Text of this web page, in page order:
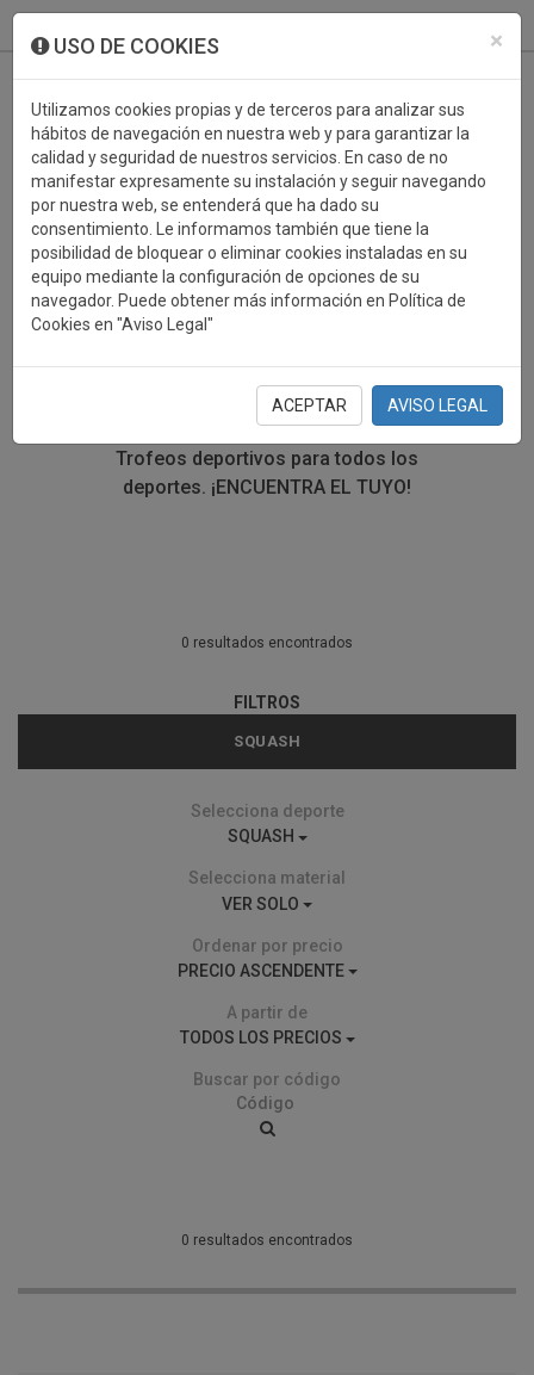
×
USO DE COOKIES
Utilizamos cookies propias y de terceros para analizar sus
hábitos de navegación en nuestra web y para garantizar la
calidad y seguridad de nuestros servicios. En caso de no
manifestar expresamente su instalación y seguir navegando
por nuestra web, se entenderá que ha dado su
consentimiento. Le informamos también que tiene la
posibilidad de bloquear o eliminar cookies instaladas en su
equipo mediante la configuración de opciones de su
navegador. Puede obtener más información en Política de
Cookies en "Aviso Legal"
ACEPTAR AVISO LEGAL
TROFEOS DEPORTIVOS
SQUASH
En esta sección encontrarás una gran variedad de
trofeos deportivos. Define tu búsqueda mediante los
filtros por deporte, material y precio del trofeo.
Trofeos deportivos para todos los
deportes. ¡ENCUENTRA EL TUYO!
0 resultados encontrados
FILTROS
SQUASH
Selecciona deporte
SQUASH
Selecciona material
VER SOLO
Ordenar por precio
PRECIO ASCENDENTE
A partir de
TODOS LOS PRECIOS
Buscar por código
0 resultados encontrados